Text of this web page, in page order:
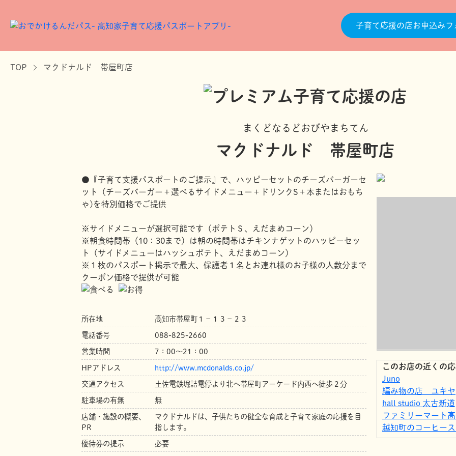
子育て応援の店お申込みフ
TOP マクドナルド 帯屋町店
まくどなるどおびやまちてん
マクドナルド 帯屋町店
●『子育て支援パスポートのご提示』で、ハッピーセットのチーズバーガーセ
ット（チーズバーガー＋選べるサイドメニュー＋ドリンクS＋本またはおもち
ゃ)を特別価格でご提供
※サイドメニューが選択可能です（ポテトＳ、えだまめコーン）
※朝食時間帯（10：30まで）は朝の時間帯はチキンナゲットのハッピーセッ
ト（サイドメニューはハッシュポテト、えだまめコーン）
※１枚のパスポート掲示で最大、保護者１名とお連れ様のお子様の人数分まで
クーポン価格で提供が可能
所在地 高知市帯屋町１－１３－２３
電話番号 088-825-2660
営業時間 7：00～21：00
HPアドレス http://www.mcdonalds.co.jp/
交通アクセス 土佐電鉄堀詰電停より北へ帯屋町アーケード内西へ徒歩２分
駐車場の有無 無
店舗・施設の概要、
PR
マクドナルドは、子供たちの健全な育成と子育て家庭の応援を目
指します。
優待券の提示 必要
このお店の近くの
Juno
編み物の店 ユキヤ
hall studio 太古新道
ファミリーマート
越知町のコーヒー
ファミリーマート